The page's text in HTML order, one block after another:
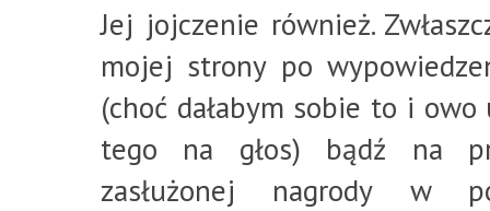
Jej jojczenie również.
mojej strony po
(choć dałabym sobie to i
tego na głos) bądź na
zasłużonej nagrody w